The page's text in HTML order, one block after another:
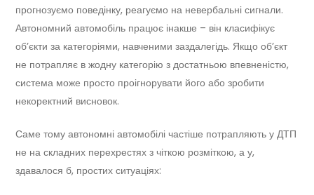
прогнозуємо поведінку, реагуємо на невербальні сигнали.
Автономний автомобіль працює інакше – він класифікує
об’єкти за категоріями, навченими заздалегідь. Якщо об’єкт
не потрапляє в жодну категорію з достатньою впевненістю,
система може просто проігнорувати його або зробити
некоректний висновок.
Саме тому автономні автомобілі частіше потрапляють у ДТП
не на складних перехрестях з чіткою розміткою, а у,
здавалося б, простих ситуаціях: